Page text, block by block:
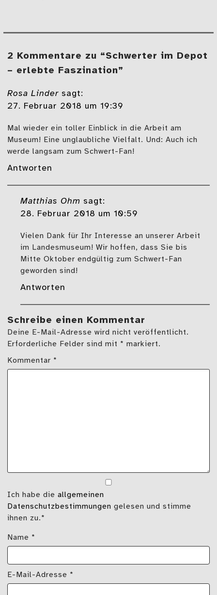
2 Kommentare zu “Schwerter im Depot
– erlebte Faszination”
Rosa Linder sagt:
27. Februar 2018 um 19:39
Mal wieder ein toller Einblick in die Arbeit am
Museum! Eine unglaubliche Vielfalt. Und: Auch ich
werde langsam zum Schwert-Fan!
Antworten
Matthias Ohm sagt:
28. Februar 2018 um 10:59
Vielen Dank für Ihr Interesse an unserer Arbeit
im Landesmuseum! Wir hoffen, dass Sie bis
Mitte Oktober endgültig zum Schwert-Fan
geworden sind!
Antworten
Schreibe einen Kommentar
Deine E-Mail-Adresse wird nicht veröffentlicht.
Erforderliche Felder sind mit * markiert.
Kommentar *
Ich habe die allgemeinen
Datenschutzbestimmungen gelesen und stimme
ihnen zu.*
Name *
E-Mail-Adresse *